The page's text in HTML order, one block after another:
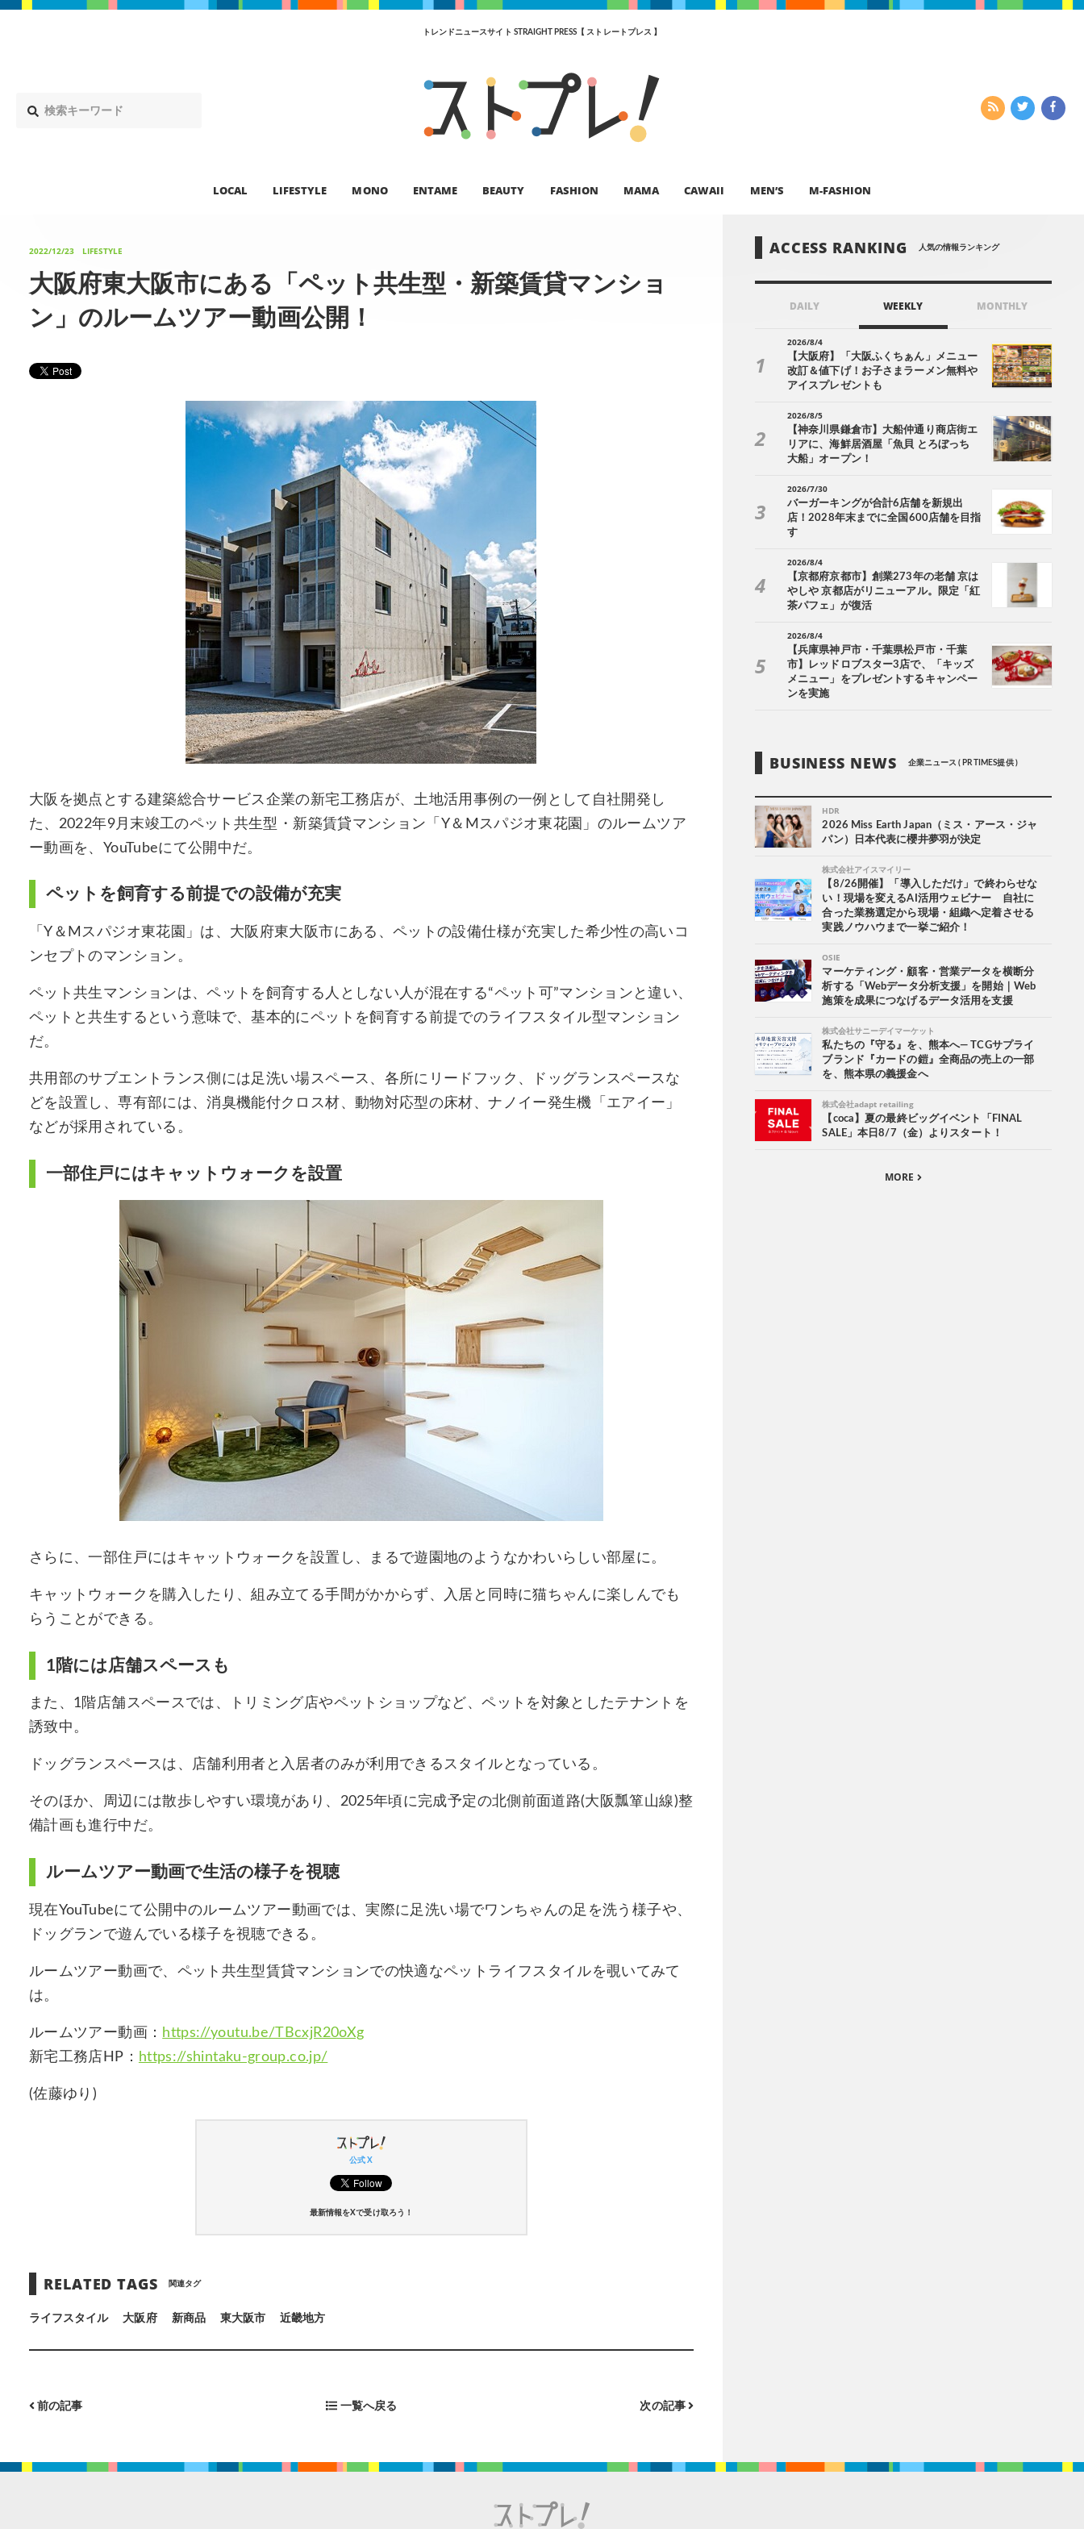
トレンドニュースサイト STRAIGHT PRESS【 ストレートプレス 】
LOCAL LIFESTYLE MONO ENTAME BEAUTY FASHION MAMA CAWAII MEN’S M-FASHION
2022/12/23 LIFESTYLE
大阪府東大阪市にある「ペット共生型・新築賃貸マンショ
ン」のルームツアー動画公開！
大阪を拠点とする建築総合サービス企業の新宅工務店が、土地活用事例の一例として自社開発し
た、2022年9月末竣工のペット共生型・新築賃貸マンション「Y＆Mスパジオ東花園」のルームツア
ー動画を、YouTubeにて公開中だ。
ペットを飼育する前提での設備が充実
「Y＆Mスパジオ東花園」は、大阪府東大阪市にある、ペットの設備仕様が充実した希少性の高いコ
ンセプトのマンション。
ペット共生マンションは、ペットを飼育する人としない人が混在する“ペット可”マンションと違い、
ペットと共生するという意味で、基本的にペットを飼育する前提でのライフスタイル型マンション
だ。
共用部のサブエントランス側には足洗い場スペース、各所にリードフック、ドッグランスペースな
どを設置し、専有部には、消臭機能付クロス材、動物対応型の床材、ナノイー発生機「エアイー」
などが採用されている。
一部住戸にはキャットウォークを設置
さらに、一部住戸にはキャットウォークを設置し、まるで遊園地のようなかわいらしい部屋に。
キャットウォークを購入したり、組み立てる手間がかからず、入居と同時に猫ちゃんに楽しんでも
らうことができる。
1階には店舗スペースも
また、1階店舗スペースでは、トリミング店やペットショップなど、ペットを対象としたテナントを
誘致中。
ドッグランスペースは、店舗利用者と入居者のみが利用できるスタイルとなっている。
そのほか、周辺には散歩しやすい環境があり、2025年頃に完成予定の北側前面道路(大阪瓢箪山線)整
備計画も進行中だ。
ルームツアー動画で生活の様子を視聴
現在YouTubeにて公開中のルームツアー動画では、実際に足洗い場でワンちゃんの足を洗う様子や、
ドッグランで遊んでいる様子を視聴できる。
ルームツアー動画で、ペット共生型賃貸マンションでの快適なペットライフスタイルを覗いてみて
は。
ルームツアー動画：
https://youtu.be/TBcxjR20oXg
新宅工務店HP：
https://shintaku-group.co.jp/
(佐藤ゆり)
公式 X
最新情報をXで受け取ろう！
RELATED TAGS 関連タグ
ライフスタイル 大阪府 新商品 東大阪市 近畿地方
前の記事 一覧へ戻る 次の記事
ACCESS RANKING 人気の情報ランキング
DAILY WEEKLY MONTHLY
2026/8/4
【大阪府】「大阪ふくちぁん」メニュー
改訂＆値下げ！お子さまラーメン無料や
アイスプレゼントも
2026/8/5
【神奈川県鎌倉市】大船仲通り商店街エ
リアに、海鮮居酒屋「魚貝 とろぼっち
大船」オープン！
2026/7/30
バーガーキングが合計6店舗を新規出
店！2028年末までに全国600店舗を目指
す
2026/8/4
【京都府京都市】創業273年の老舗 京は
やしや 京都店がリニューアル。限定「紅
茶パフェ」が復活
2026/8/4
【兵庫県神戸市・千葉県松戸市・千葉
市】レッドロブスター3店で、「キッズ
メニュー」をプレゼントするキャンペー
ンを実施
BUSINESS NEWS 企業ニュース ( PR TIMES提供 )
HDR
2026 Miss Earth Japan（ミス・アース・ジャ
パン）日本代表に櫻井夢羽が決定
株式会社アイスマイリー
【8/26開催】「導入しただけ」で終わらせな
い！現場を変えるAI活用ウェビナー 自社に
合った業務選定から現場・組織へ定着させる
実践ノウハウまで一挙ご紹介！
OSIE
マーケティング・顧客・営業データを横断分
析する「Webデータ分析支援」を開始｜Web
施策を成果につなげるデータ活用を支援
株式会社サニーデイマーケット
私たちの『守る』を、熊本へ― TCGサプライ
ブランド『カードの鎧』全商品の売上の一部
を、熊本県の義援金へ
株式会社adapt retailing
【coca】夏の最終ビッグイベント「FINAL
SALE」本日8/7（金）よりスタート！
MORE